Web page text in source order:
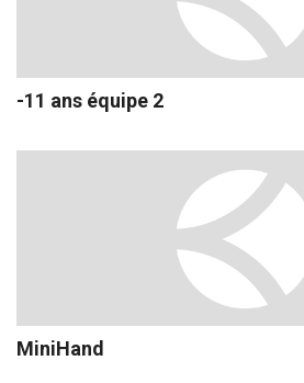
-11 ans équipe 2
MiniHand